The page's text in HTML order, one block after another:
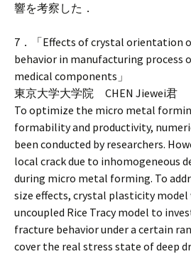
響を考察した．
7．「Effects of crystal orientation
behavior in manufacturing process
medical components」
東京大学大学院 CHEN Jiewei君
To optimize the micro metal
formability and productivity,
been conducted by researchers.
local crack due to inhomogeneous
during micro metal forming. To
size effects, crystal plasticity model
uncoupled Rice Tracy model to
fracture behavior under a certain
cover the real stress state of deep